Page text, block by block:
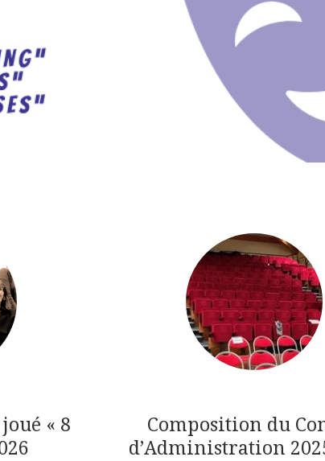
« 8
Composition du
d’Administration